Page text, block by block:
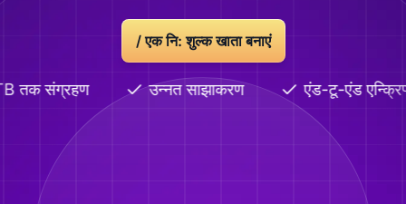
/एक नि: शुल्क खाता बनाएं
तक संग्रहण उन्नत साझाकरण एंड-टू-एंड